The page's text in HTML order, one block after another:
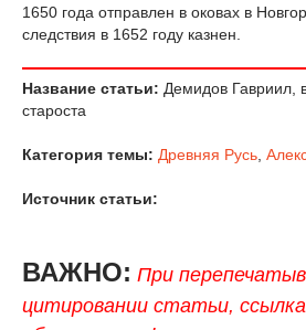
1650 года отправлен в оковах в
следствия в 1652 году казнен.
Название статьи: Демидов Гавриил,
староста
Категория темы: Древняя Русь
Источник статьи:
ВАЖНО: При
цитировании статьи,